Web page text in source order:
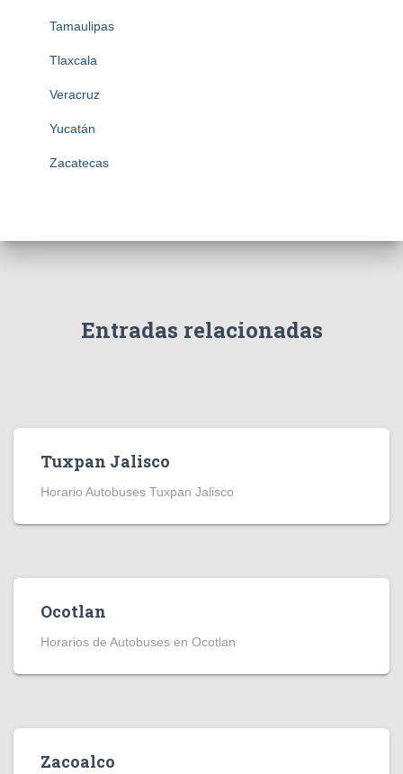
Tamaulipas
Tlaxcala
Veracruz
Yucatán
Zacatecas
Entradas relacionadas
Tuxpan Jalisco
Horario Autobuses Tuxpan Jalisco
Ocotlan
Horarios de Autobuses en Ocotlan
Zacoalco